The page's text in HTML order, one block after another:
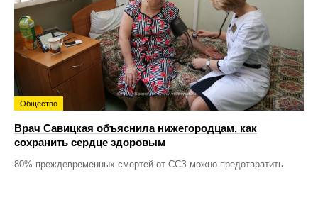
Общество
Врач Савицкая объяснила нижегородцам, как
сохранить сердце здоровым
80% преждевременных смертей от ССЗ можно предотвратить